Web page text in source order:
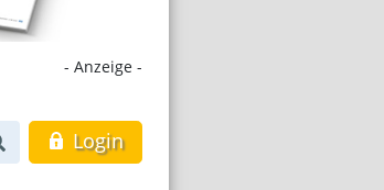
- Anzeige -
Login